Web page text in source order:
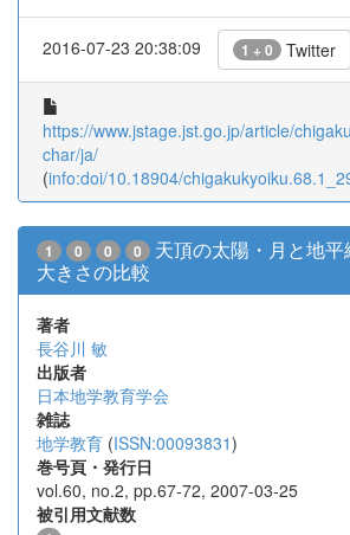
2016-07-23 20:38:09 1 + 0 Twitter
https://www.jstage.jst.go.jp/article/
char/ja/
(info:doi/10.18904/
1 0 0 0
天頂の太陽・月と地
大きさの比較
著者
長谷川 敏
出版者
日本地学教育学会
雑誌
地学教育 (ISSN:00093831)
巻号頁・発行日
vol.60, no.2, pp.67-72, 2007-03-25
被引用文献数